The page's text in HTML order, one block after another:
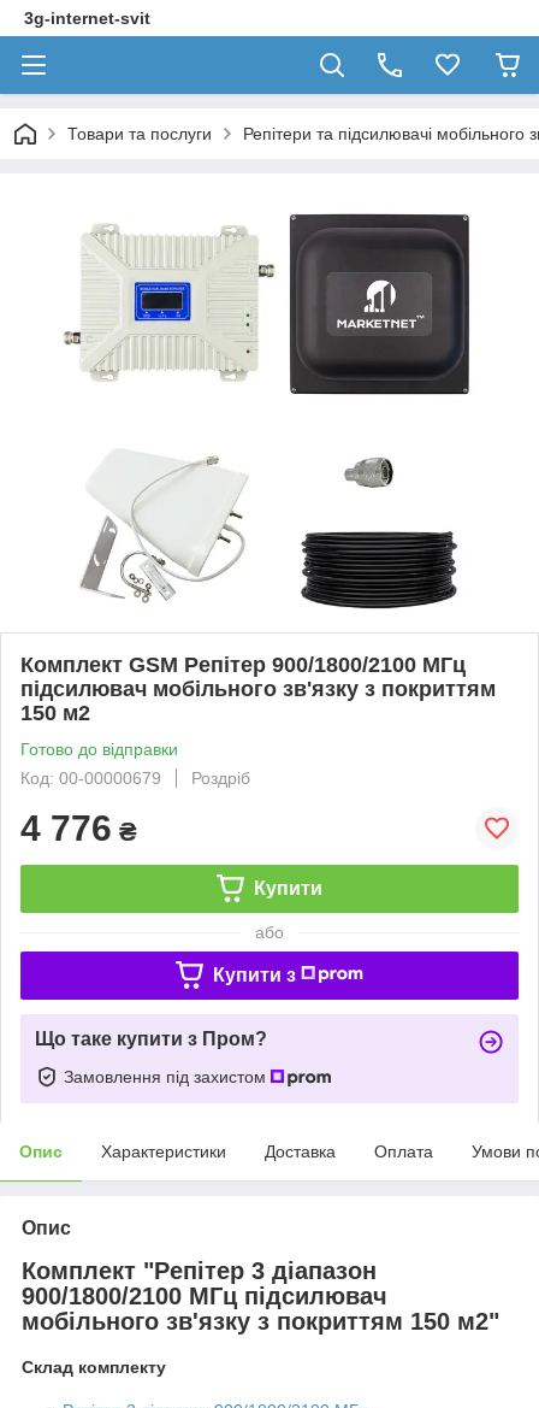
3g-internet-svit
Товари та послуги Репітери та підсилювачі мобільного
Комплект GSM Репітер 900/1800/2100 МГц
підсилювач мобільного зв'язку з покриттям
150 м2
Готово до відправки
Код: 00-00000679
Роздріб
4 776 ₴
Купити
або
Купити з
Що таке купити з Пром?
Замовлення під захистом
Опис Характеристики Доставка Оплата Умови
Опис
Комплект "Репітер 3 діапазон
900/1800/2100 МГц підсилювач
мобільного зв'язку з покриттям 150 м2"
Склад комплекту